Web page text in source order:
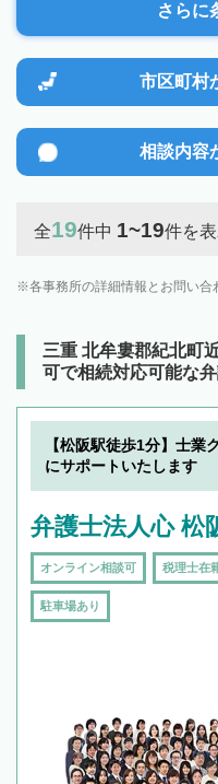
さらに
市区町村
相談内容
全19件中 1~19件を
各事務所の詳細情報とお問い
三重 北牟婁郡紀北町
可で相続対応可能な
【松阪駅徒歩1分】士業
にサポートいたします
弁護士法人心 松
オンライン相談可 税理士在
駐車場あり